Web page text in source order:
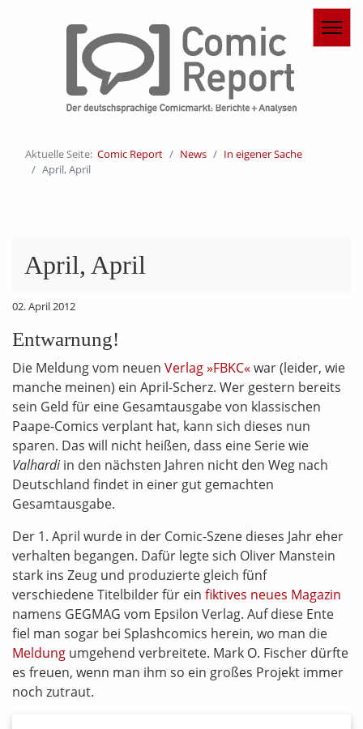
Aktuelle Seite: Comic Report News
In eigener Sache
April, April
April, April
02. April 2012
Entwarnung!
Die Meldung vom neuen Verlag »FBKC« war (leider, wie
manche meinen) ein April-Scherz. Wer gestern bereits
sein Geld für eine Gesamtausgabe von klassischen
Paape-Comics verplant hat, kann sich dieses nun
sparen. Das will nicht heißen, dass eine Serie wie
Valhardiin den nächsten Jahren nicht den Weg nach
Deutschland findet in einer gut gemachten
Gesamtausgabe.
Der 1. April wurde in der Comic-Szene dieses Jahr eher
verhalten begangen. Dafür legte sich Oliver Manstein
stark ins Zeug und produzierte gleich fünf
verschiedene Titelbilder für ein fiktives neues Magazin
namens GEGMAG vom Epsilon Verlag. Auf diese Ente
fiel man sogar bei Splashcomics herein, wo man die
Meldung umgehend verbreitete. Mark O. Fischer dürfte
es freuen, wenn man ihm so ein großes Projekt immer
noch zutraut.